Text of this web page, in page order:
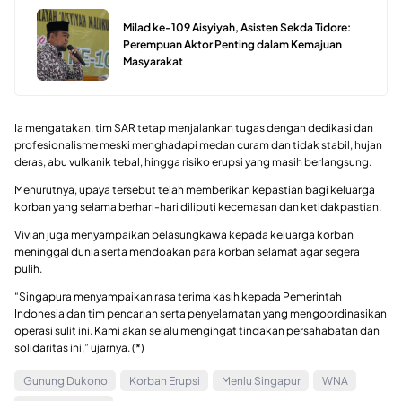
Milad ke-109 Aisyiyah, Asisten Sekda Tidore:
Perempuan Aktor Penting dalam Kemajuan
Masyarakat
Ia mengatakan, tim SAR tetap menjalankan tugas dengan dedikasi dan
profesionalisme meski menghadapi medan curam dan tidak stabil, hujan
deras, abu vulkanik tebal, hingga risiko erupsi yang masih berlangsung.
Menurutnya, upaya tersebut telah memberikan kepastian bagi keluarga
korban yang selama berhari-hari diliputi kecemasan dan ketidakpastian.
Vivian juga menyampaikan belasungkawa kepada keluarga korban
meninggal dunia serta mendoakan para korban selamat agar segera
pulih.
“Singapura menyampaikan rasa terima kasih kepada Pemerintah
Indonesia dan tim pencarian serta penyelamatan yang mengoordinasikan
operasi sulit ini. Kami akan selalu mengingat tindakan persahabatan dan
solidaritas ini,” ujarnya. (*)
Gunung Dukono Korban Erupsi Menlu Singapur
WNA